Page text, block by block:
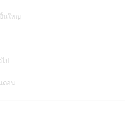
นใหญ่
ป
ตอน